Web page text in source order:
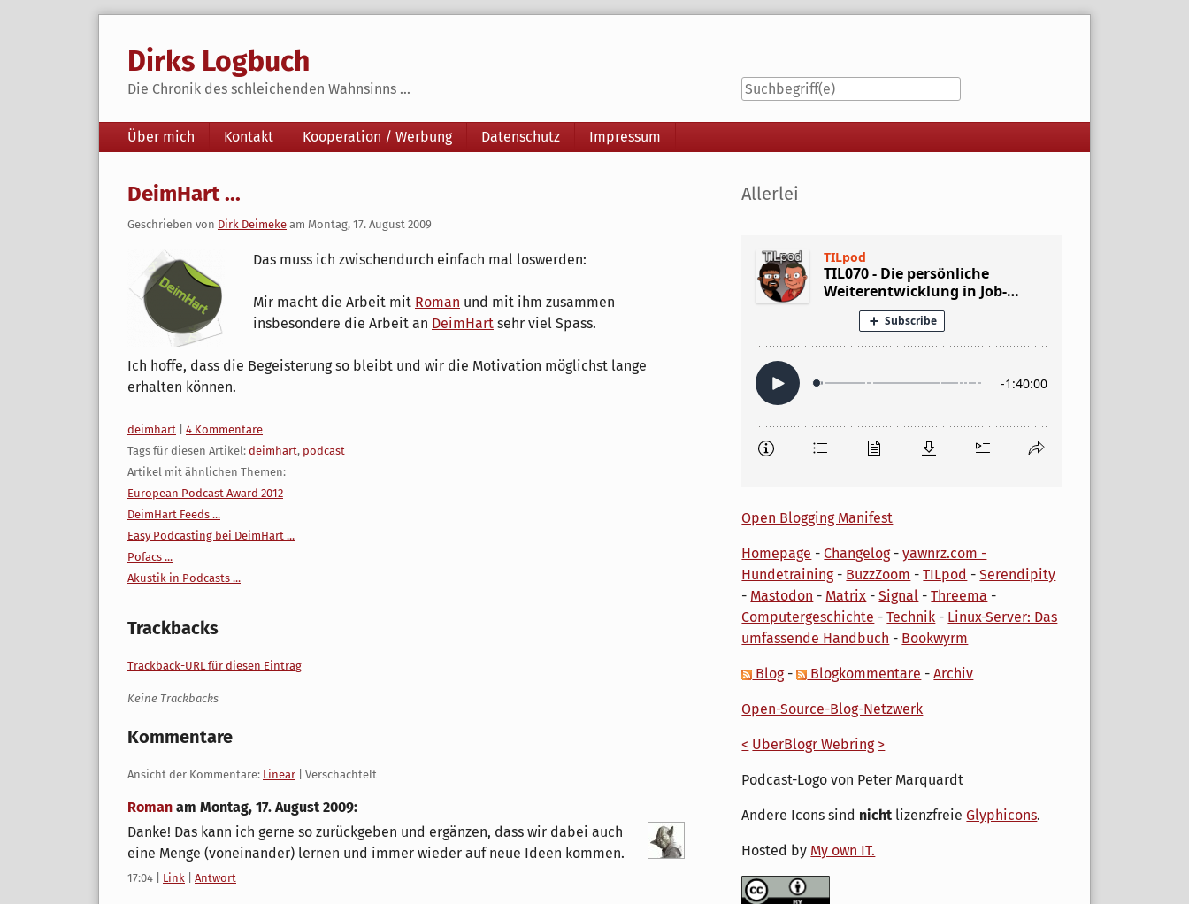
Dirks Logbuch
Die Chronik des schleichenden Wahnsinns ...
Navigation
Über mich Kontakt Kooperation / Werbung Datenschutz Impressum
DeimHart ...
Geschrieben von Dirk Deimeke am Montag, 17. August 2009
Das muss ich zwischendurch einfach mal loswerden:
Mir macht die Arbeit mit Roman und mit ihm zusammen
insbesondere die Arbeit an DeimHart sehr viel Spass.
Ich hoffe, dass die Begeisterung so bleibt und wir die Motivation möglichst lange
erhalten können.
Kategorien:
deimhart
4 Kommentare
Tags für diesen Artikel: deimhart, podcast
Artikel mit ähnlichen Themen:
European Podcast Award 2012
DeimHart Feeds ...
Easy Podcasting bei DeimHart ...
Pofacs ...
Akustik in Podcasts ...
Trackbacks
Trackback-URL für diesen Eintrag
Keine Trackbacks
Kommentare
Ansicht der Kommentare: Linear | Verschachtelt
Roman am Montag, 17. August 2009:
Danke! Das kann ich gerne so zurückgeben und ergänzen, dass wir dabei auch
eine Menge (voneinander) lernen und immer wieder auf neue Ideen kommen.
17:04 Link Antwort
Seitenleiste
Allerlei
Open Blogging Manifest
Homepage -Changelog-yawnrz.com -
Hundetraining- BuzzZoom -TILpod -Serendipity
- Mastodon - Matrix -Signal -Threema -
Computergeschichte -Technik - Linux-Server: Das
umfassende Handbuch - Bookwyrm
Blog- Blogkommentare -Archiv
Open-Source-Blog-Netzwerk
< UberBlogr Webring >
Podcast-Logo von Peter Marquardt
Andere Icons sind nicht lizenzfreieGlyphicons.
Hosted by My own IT.